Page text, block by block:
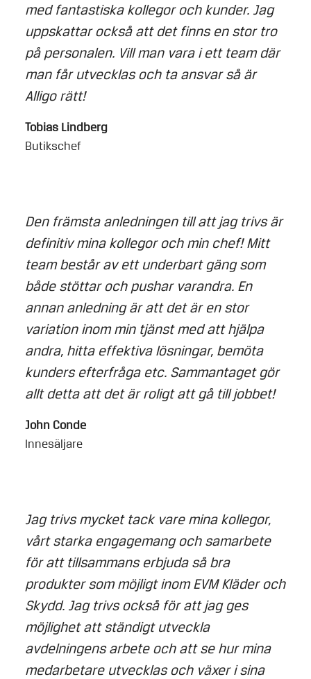
med fantastiska kollegor och kunder. Jag
uppskattar också att det finns en stor tro
på personalen. Vill man vara i ett team där
man får utvecklas och ta ansvar så är
Alligo rätt!
Tobias Lindberg
Butikschef
Den främsta anledningen till att jag trivs är
definitiv mina kollegor och min chef! Mitt
team består av ett underbart gäng som
både stöttar och pushar varandra. En
annan anledning är att det är en stor
variation inom min tjänst med att hjälpa
andra, hitta effektiva lösningar, bemöta
kunders efterfråga etc. Sammantaget gör
allt detta att det är roligt att gå till jobbet!
John Conde
Innesäljare
Jag trivs mycket tack vare mina kollegor,
vårt starka engagemang och samarbete
för att tillsammans erbjuda så bra
produkter som möjligt inom EVM Kläder och
Skydd. Jag trivs också för att jag ges
möjlighet att ständigt utveckla
avdelningens arbete och att se hur mina
medarbetare utvecklas och växer i sina